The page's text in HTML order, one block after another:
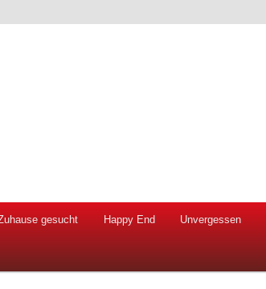
gesucht Happy End Unvergessen